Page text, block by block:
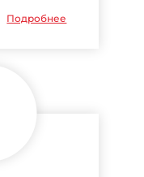
Подробнее